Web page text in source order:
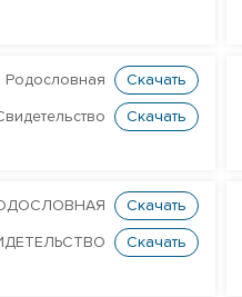
Родословная Скачать
Скачать
Скачать
Скачать